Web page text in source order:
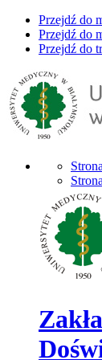
Przejdź do
Przejdź do
Przejdź do